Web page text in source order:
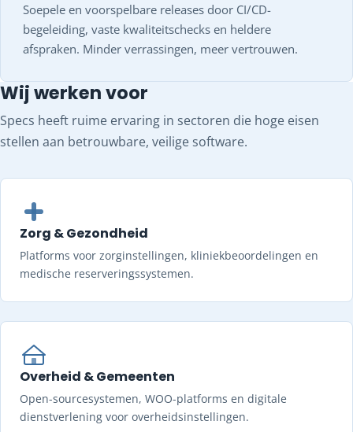
Soepele en voorspelbare releases door CI/CD-
begeleiding, vaste kwaliteitschecks en heldere
afspraken. Minder verrassingen, meer vertrouwen.
Wij werken voor
Specs heeft ruime ervaring in sectoren die hoge eisen
stellen aan betrouwbare, veilige software.
Zorg & Gezondheid
Platforms voor zorginstellingen, kliniekbeoordelingen en
medische reserveringssystemen.
Overheid & Gemeenten
Open-sourcesystemen, WOO-platforms en digitale
dienstverlening voor overheidsinstellingen.